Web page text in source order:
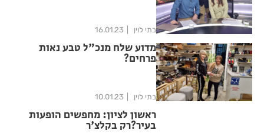
בתי לוין 16.01.23
מדוע שלח מנכ"ל טבע נאות
פרחים?
בתי לוין 10.01.23
ראשון לציון: מחפשים הופעות
בעיר?רק בקלצ'ר